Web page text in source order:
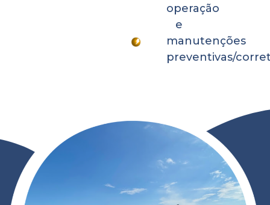
operação
e
manutenções
preventivas/